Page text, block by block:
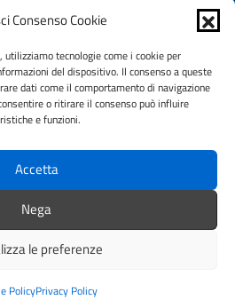
Consenso Cookie
tecnologie come i cookie per
del dispositivo. Il consenso a queste
dati come il comportamento di navigazione
o ritirare il consenso può influire
e funzioni.
Accetta
Nega
le preferenze
PolicyPrivacy Policy
sito Credits